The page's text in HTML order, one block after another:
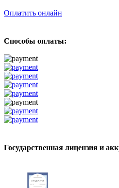
Оплатить онлайн
Способы оплаты:
Государственная лицензия и